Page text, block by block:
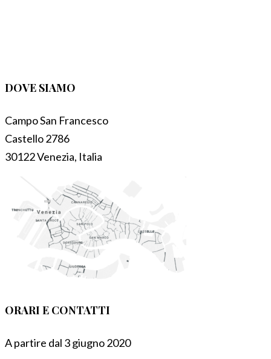
DOVE SIAMO
Campo San Francesco
Castello 2786
30122 Venezia, Italia
ORARI E CONTATTI
A partire dal 3 giugno 2020